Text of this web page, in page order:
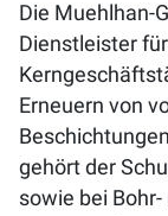
Die Muehlhan-
Dienstleister
Erneuern von
gehört der
sowie bei